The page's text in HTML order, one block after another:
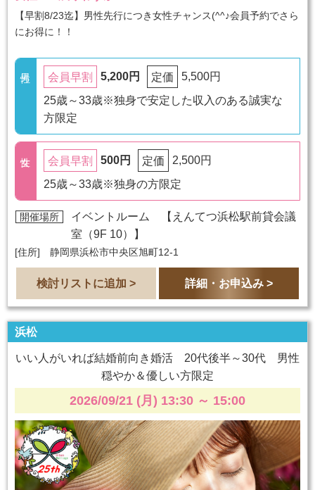
【早割8/23迄】男性先行につき女性チャンス(^^♪会員予約でさら
にお得に！！
会員早割 5,200円 定価
5,500円
25歳～33歳※独身で安定した収入のある誠実な
方限定
会員早割 500円 定価
2,500円
25歳～33歳※独身の方限定
開催場所 イベントルーム 【 えんてつ浜松駅前貸会議
室（9F 10）
】
[住所] 静岡県浜松市中央区旭町12-1
検討リストに追加 > 詳細・お申込み >
浜松
いい人がいれば結婚前向き婚活 20代後半～30代 男性
穏やか＆優しい方限定
2026/09/21 (月) 13:30 ～ 15:00